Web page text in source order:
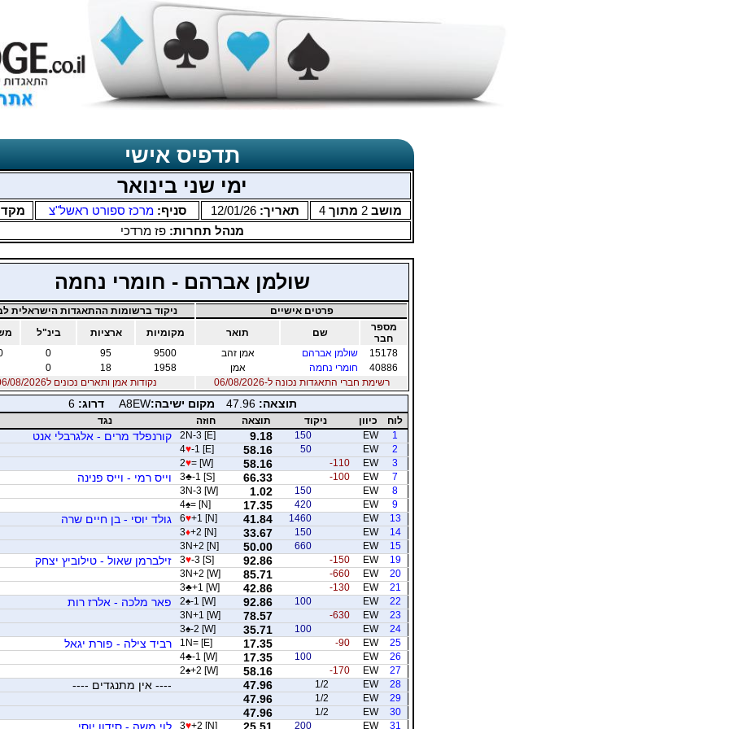
תדפיס אישי
ימי שני בינואר
מושב 2 מתוך 4 תאריך:12/01/26 סניף:מרכז ספורט ראשל"צ
מנהל תחרות: פז מרדכי
שולמן אברהם - חומרי נחמה
פרטים אישיים
ניקוד ברשומות ההתאגדות הישראלית
מספר
חבר
שם תואר מקומיות ארציות בינ"ל
15178
שולמן אברהם אמן זהב 9500
95
0
40886
חומרי נחמה אמן 1958
18
0
רשימת חברי התאגדות נכונה ל-06/08/2026
נקודות אמן ותארים נכונים ל06/08/2026
תוצאה:47.96 מקום ישיבה:A8EW דרוג:6
לוח כיוון ניקוד תוצאה חוזה
נגד
1
EW
150
9.18
2N-3 [E] קורנפלד מרים - אלגרבלי אנט
2
EW
50
58.16
4♥-1 [E]
3
EW
-110
58.16
2♥= [W]
7
EW
-100
66.33
3♣-1 [S] וייס רמי - וייס פנינה
8
EW
150
1.02
3N-3 [W]
9
EW
420
17.35
4♠= [N]
13
EW
1460
41.84
6♥+1 [N] גולד יוסי - בן חיים שרה
14
EW
150
33.67
3♦+2 [N]
15
EW
660
50.00
3N+2 [N]
19
EW
-150
92.86
3♥-3 [S] זילברמן שאול - טילוביץ יצחק
20
EW
-660
85.71
3N+2 [W]
21
EW
-130
42.86
3♣+1 [W]
22
EW
100
92.86
2♠-1 [W] פאר מלכה - אלרז רות
23
EW
-630
78.57
3N+1 [W]
24
EW
100
35.71
3♠-2 [W]
25
EW
-90
17.35
1N= [E] רביד צילה - פורת יגאל
26
EW
100
17.35
4♣-1 [W]
27
EW
-170
58.16
2♠+2 [W]
28
EW
1/2
47.96 ---- אין מתנגדים ----
29
EW
1/2
47.96
30
EW
1/2
47.96
31
EW
200
25.51
3♥+2 [N] לוי משה - סידון יוסי